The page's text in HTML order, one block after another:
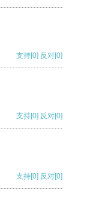
支持[0] 反对[0]
支持[0] 反对[0]
支持[0] 反对[0]